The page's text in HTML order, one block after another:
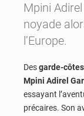
Mpini
noyade
l’Europe.
Desgarde-
Mpini Adirel
essayant
précaires. Son